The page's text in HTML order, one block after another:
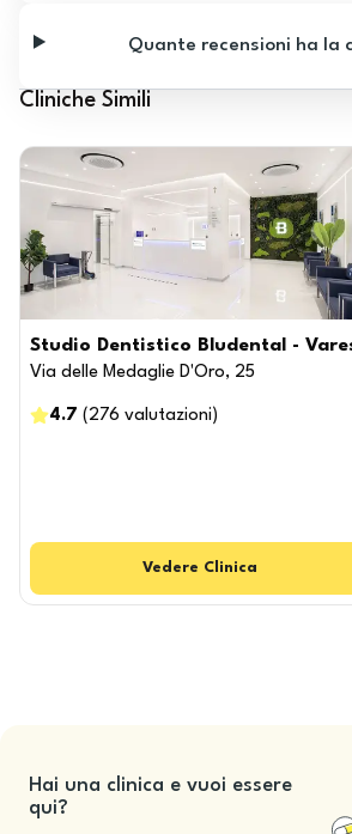
Quante recensioni ha la
Cliniche Simili
Studio Dentistico Bludental -
Via delle Medaglie D'Oro, 25
4.7 ( 276 valutazioni )
Vedere Clinica
Hai una clinica e vuoi essere
qui?